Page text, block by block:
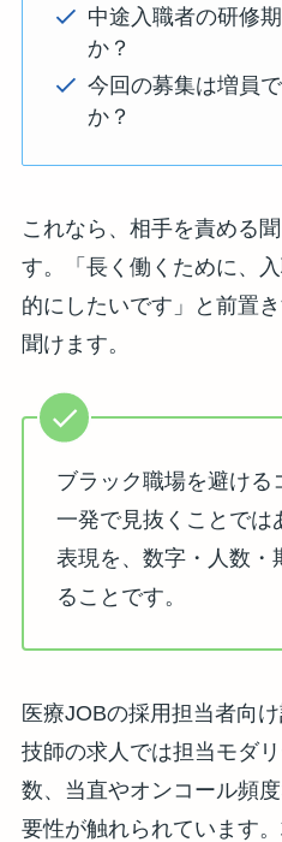
中途入職者の研修
か？
今回の募集は増員
か？
これなら、相手を責める
す。「長く働くために、
的にしたいです」と前置
聞けます。
ブラック職場を避ける
一発で見抜くことでは
表現を、数字・人数・
ることです。
医療JOBの採用担当者向
技師の求人では担当モダ
数、当直やオンコール頻
要性が触れられています